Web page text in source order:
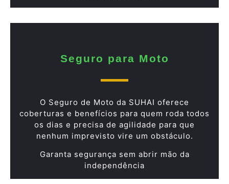
Seguro para Moto
O Seguro de Moto da SUHAI oferece
coberturas e benefícios para quem roda todos
os dias e precisa de agilidade para que
nenhum imprevisto vire um obstáculo.
Garanta segurança sem abrir mão da
independência